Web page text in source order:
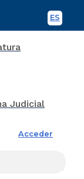
ES
Acceder